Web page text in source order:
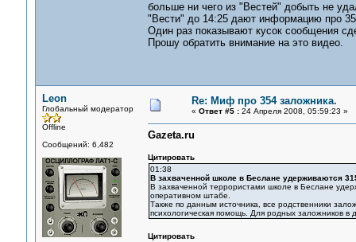
больше ни чего из "Вестей" добыть не
"Вести" до 14:25 дают информацию про
Один раз показывают кусок сообщения
Прошу обратить внимание на это видео.
Leon
Глобальный модератор
Offline
Сообщений: 6,482
Re: Миф про 354 заложника.
« Ответ #5 :24 Апреля 2008, 05:59:23 »
Gazeta.ru
Цитировать
01:38
В захваченной школе в Беслане удерживаются
В захваченной террористами школе в Беслане
оперативном штабе.
Также по данным источника, все родственники
психологическая помощь. Для родных заложников в
Цитировать